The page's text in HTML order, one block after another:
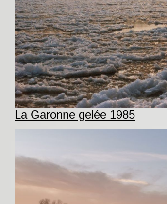
La Garonne gelée 1985